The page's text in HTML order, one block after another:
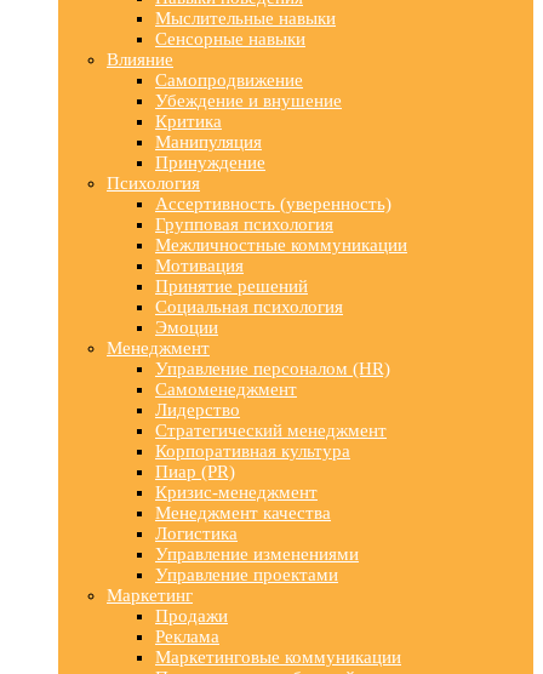
Мыслительные навыки
Сенсорные навыки
Влияние
Самопродвижение
Убеждение и внушение
Критика
Манипуляция
Принуждение
Психология
Ассертивность (уверенность)
Групповая психология
Межличностные коммуникации
Мотивация
Принятие решений
Социальная психология
Эмоции
Менеджмент
Управление персоналом (HR)
Самоменеджмент
Лидерство
Стратегический менеджмент
Корпоративная культура
Пиар (PR)
Кризис-менеджмент
Менеджмент качества
Логистика
Управление изменениями
Управление проектами
Маркетинг
Продажи
Реклама
Маркетинговые коммуникации